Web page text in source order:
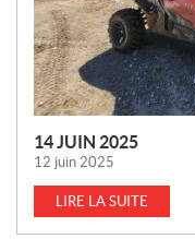
S
14 JUIN 2025
12 juin 2025
LIRE LA SUITE